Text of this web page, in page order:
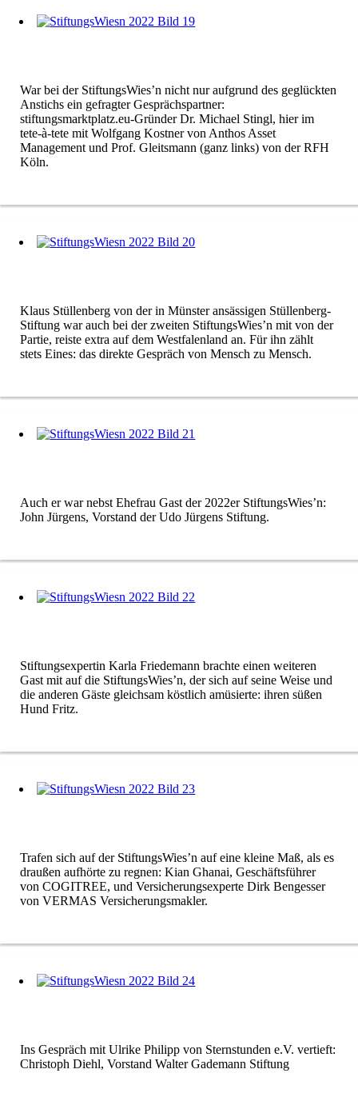
War bei der StiftungsWies’n nicht nur aufgrund des geglückten
Anstichs ein gefragter Gesprächspartner:
stiftungsmarktplatz.eu-Gründer Dr. Michael Stingl, hier im
tete-à-tete mit Wolfgang Kostner von Anthos Asset
Management und Prof. Gleitsmann (ganz links) von der RFH
Köln.
Klaus Stüllenberg von der in Münster ansässigen Stüllenberg-
Stiftung war auch bei der zweiten StiftungsWies’n mit von der
Partie, reiste extra auf dem Westfalenland an. Für ihn zählt
stets Eines: das direkte Gespräch von Mensch zu Mensch.
Auch er war nebst Ehefrau Gast der 2022er StiftungsWies’n:
John Jürgens, Vorstand der Udo Jürgens Stiftung.
Stiftungsexpertin Karla Friedemann brachte einen weiteren
Gast mit auf die StiftungsWies’n, der sich auf seine Weise und
die anderen Gäste gleichsam köstlich amüsierte: ihren süßen
Hund Fritz.
Trafen sich auf der StiftungsWies’n auf eine kleine Maß, als es
draußen aufhörte zu regnen: Kian Ghanai, Geschäftsführer
von COGITREE, und Versicherungsexperte Dirk Bengesser
von VERMAS Versicherungsmakler.
Ins Gespräch mit Ulrike Philipp von Sternstunden e.V. vertieft:
Christoph Diehl, Vorstand Walter Gademann Stiftung